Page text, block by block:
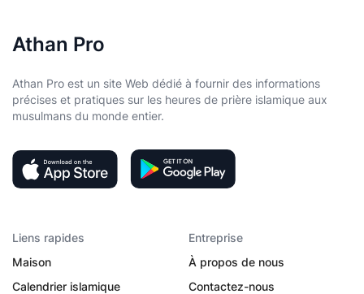
Athan Pro
Athan Pro est un site Web dédié à fournir des informations
précises et pratiques sur les heures de prière islamique aux
musulmans du monde entier.
Liens rapides
Maison
Calendrier islamique
Entreprise
À propos de nous
Contactez-nous